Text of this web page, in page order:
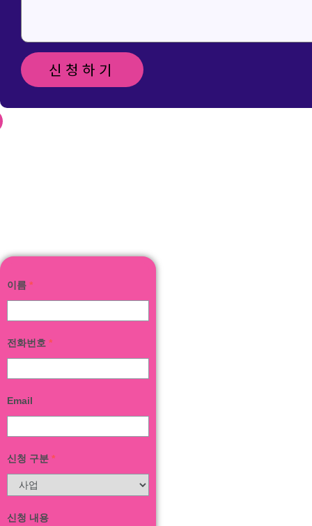
신청하기
이름 *
전화번호 *
Email
신청 구분 *
신청 내용